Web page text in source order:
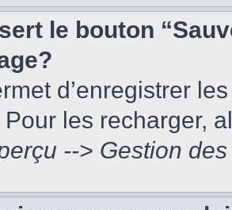
le bouton
d’enregistrer
les recharger,
--> Gestion